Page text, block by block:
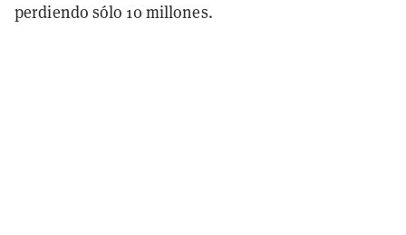
perdiendo sólo 10 millones.